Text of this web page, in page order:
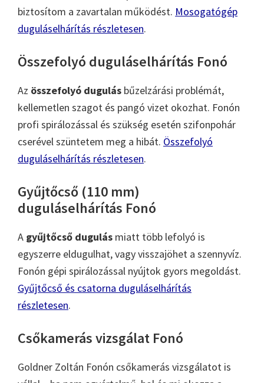
biztosítom a zavartalan működést. Mosogatógép
duguláselhárítás részletesen.
Összefolyó duguláselhárítás Fonó
Az összefolyó dugulás bűzelzárási problémát,
kellemetlen szagot és pangó vizet okozhat. Fonón
profi spirálozással és szükség esetén szifonpohár
cserével szüntetem meg a hibát. Összefolyó
duguláselhárítás részletesen.
Gyűjtőcső (110 mm)
duguláselhárítás Fonó
A gyűjtőcső dugulás miatt több lefolyó is
egyszerre eldugulhat, vagy visszajöhet a szennyvíz.
Fonón gépi spirálozással nyújtok gyors megoldást.
Gyűjtőcső és csatorna duguláselhárítás
részletesen.
Csőkamerás vizsgálat Fonó
Goldner Zoltán Fonón csőkamerás vizsgálatot is